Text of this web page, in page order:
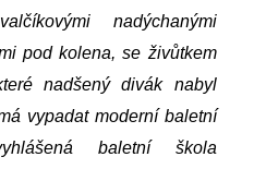
nadýchanými
pod kolena, se živůtkem
nadšený divák nabyl
vypadat moderní baletní
baletní škola